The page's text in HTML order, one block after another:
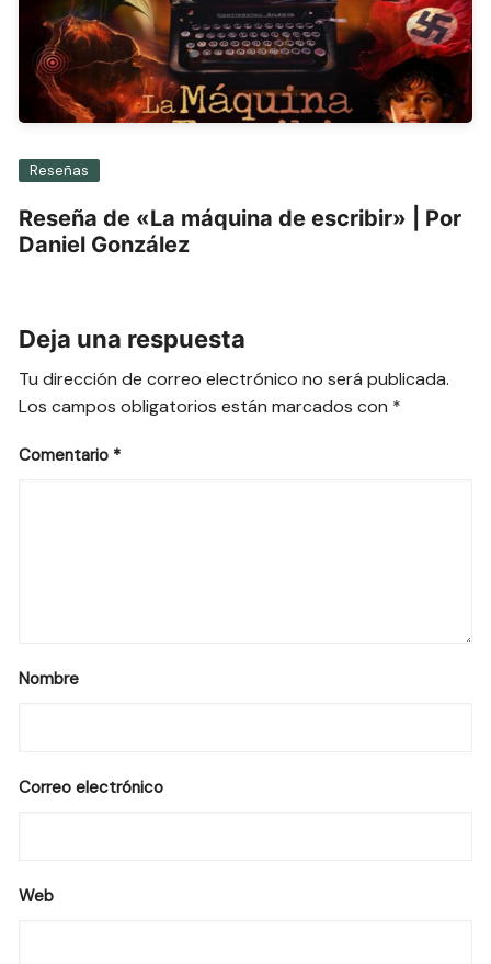
Reseñas
Reseña de «La máquina de escribir» | Por
Daniel González
Deja una respuesta
Tu dirección de correo electrónico no será publicada.
Los campos obligatorios están marcados con *
Comentario *
Nombre
Correo electrónico
Web